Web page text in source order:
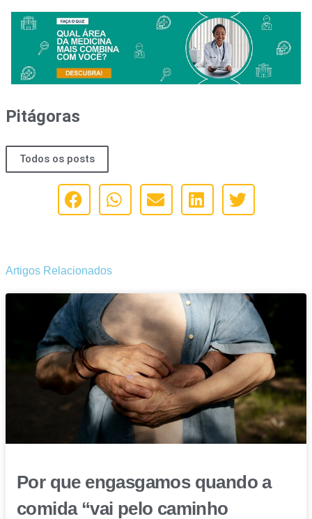
Pitágoras
Todos os posts
Artigos Relacionados
Por que engasgamos quando a
comida “vai pelo caminho